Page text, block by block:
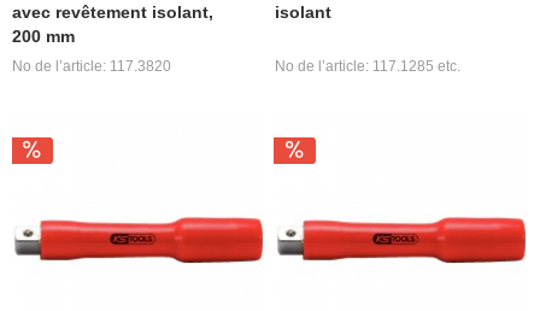
avec revêtement isolant,
200 mm
No de l’article: 117.3820
isolant
No de l’article: 117.1285 etc.